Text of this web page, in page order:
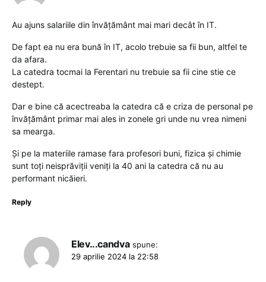
Au ajuns salariile din învățământ mai mari decât în IT.
De fapt ea nu era bună în IT, acolo trebuie sa fii bun, altfel te
da afara.
La catedra tocmai la Ferentari nu trebuie sa fii cine stie ce
destept.
Dar e bine că acectreaba la catedra că e criza de personal pe
învățământ primar mai ales in zonele gri unde nu vrea nimeni
sa mearga.
Și pe la materiile ramase fara profesori buni, fizica și chimie
sunt toți neisprăviții veniți la 40 ani la catedra că nu au
performant nicăieri.
Reply
Elev...candva spune:
29 aprilie 2024 la 22:58